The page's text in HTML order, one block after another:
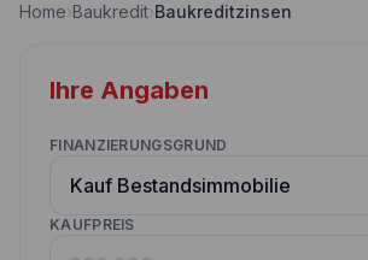
Nebenkostenrechner
Partner werden
Websitetools Baufinanzierung
Unsere Produktpartner
Home›Baukredit›Baukreditzinsen
Ihre Angaben
FINANZIERUNGSGRUND
KAUFPREIS